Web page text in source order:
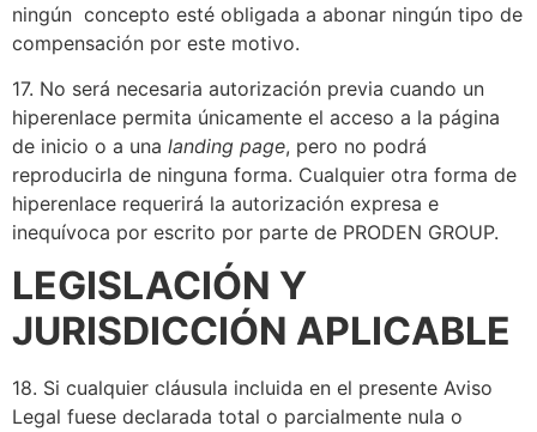
ningún concepto esté obligada a abonar ningún tipo de
compensación por este motivo.
17. No será necesaria autorización previa cuando un
hiperenlace permita únicamente el acceso a la página
de inicio o a una landing page, pero no podrá
reproducirla de ninguna forma. Cualquier otra forma de
hiperenlace requerirá la autorización expresa e
inequívoca por escrito por parte de PRODEN GROUP.
LEGISLACIÓN Y
JURISDICCIÓN APLICABLE
18. Si cualquier cláusula incluida en el presente Aviso
Legal fuese declarada total o parcialmente nula o